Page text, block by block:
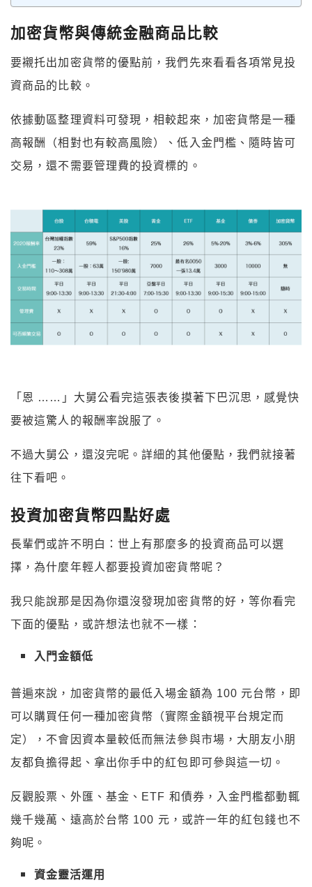
加密貨幣與傳統金融商品比較
要襯托出加密貨幣的優點前，我們先來看看各項常見投
資商品的比較。
依據動區整理資料可發現，相較起來，加密貨幣是一種
高報酬（相對也有較高風險）、低入金門檻、隨時皆可
交易，還不需要管理費的投資標的。
「恩 ……」大舅公看完這張表後摸著下巴沉思，感覺快
要被這驚人的報酬率說服了。
不過大舅公，還沒完呢。詳細的其他優點，我們就接著
往下看吧。
投資加密貨幣四點好處
長輩們或許不明白：世上有那麼多的投資商品可以選
擇，為什麼年輕人都要投資加密貨幣呢？
我只能說那是因為你還沒發現加密貨幣的好，等你看完
下面的優點，或許想法也就不一樣：
入門金額低
普遍來說，加密貨幣的最低入場金額為 100 元台幣，即
可以購買任何一種加密貨幣（實際金額視平台規定而
定），不會因資本量較低而無法參與市場，大朋友小朋
友都負擔得起、拿出你手中的紅包即可參與這一切。
反觀股票、外匯、基金、ETF 和債券，入金門檻都動輒
幾千幾萬、遠高於台幣 100 元，或許一年的紅包錢也不
夠呢。
資金靈活運用